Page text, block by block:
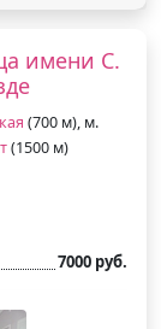
имени С.
(700 м), м.
(1500 м)
7000 руб.